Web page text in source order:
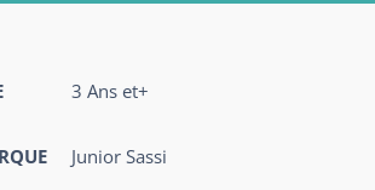
3 Ans et+
Junior Sassi